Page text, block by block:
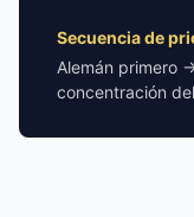
Secuencia de
Alemán primero
concentración